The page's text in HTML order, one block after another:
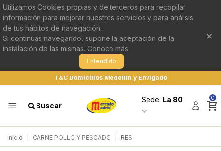
Utilizamos Cookies propias y de terceros para recopilar
información para mejorar nuestros servicios y para análisis
de tus hábitos de navegación.
Si continuas navegando, supone la aceptación de la
instalación de las mismas. Conoce más
Entendido
×
T&C Domicilios Medellín y Envigado
Buscar
Sede: La 80 0
Inicio CARNE POLLO Y PESCADO RES